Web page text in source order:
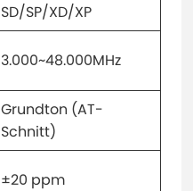
SD/SP/XD/XP
3.000~48.000MHz
Grundton (AT-
Schnitt)
±20 ppm